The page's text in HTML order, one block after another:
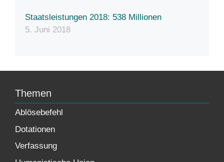
Staatsleistungen 2018: 538 Millionen
5. Juni 2018
Themen
Ablösebefehl
Dotationen
Verfassung